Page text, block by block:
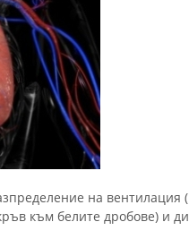
на вентилация
към белите дробове) и